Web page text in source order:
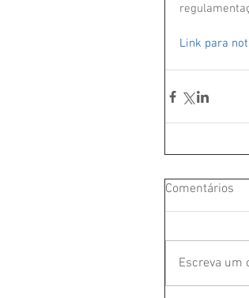
Link para
Comentários
Escreva um